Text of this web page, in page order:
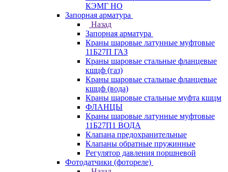
КЭМГ НО
Запорная арматура
Назад
Запорная арматура
Краны шаровые латунные муфтовые
11Б27П ГАЗ
Краны шаровые стальные фланцевые
кшцф (газ)
Краны шаровые стальные фланцевые
кшцф (вода)
Краны шаровые стальные муфта кшцм
ФЛАНЦЫ
Краны шаровые латунные муфтовые
11Б27П1 ВОДА
Клапана предохранительные
Клапаны обратные пружинные
Регулятор давления поршневой
Фотодатчики (фотореле)